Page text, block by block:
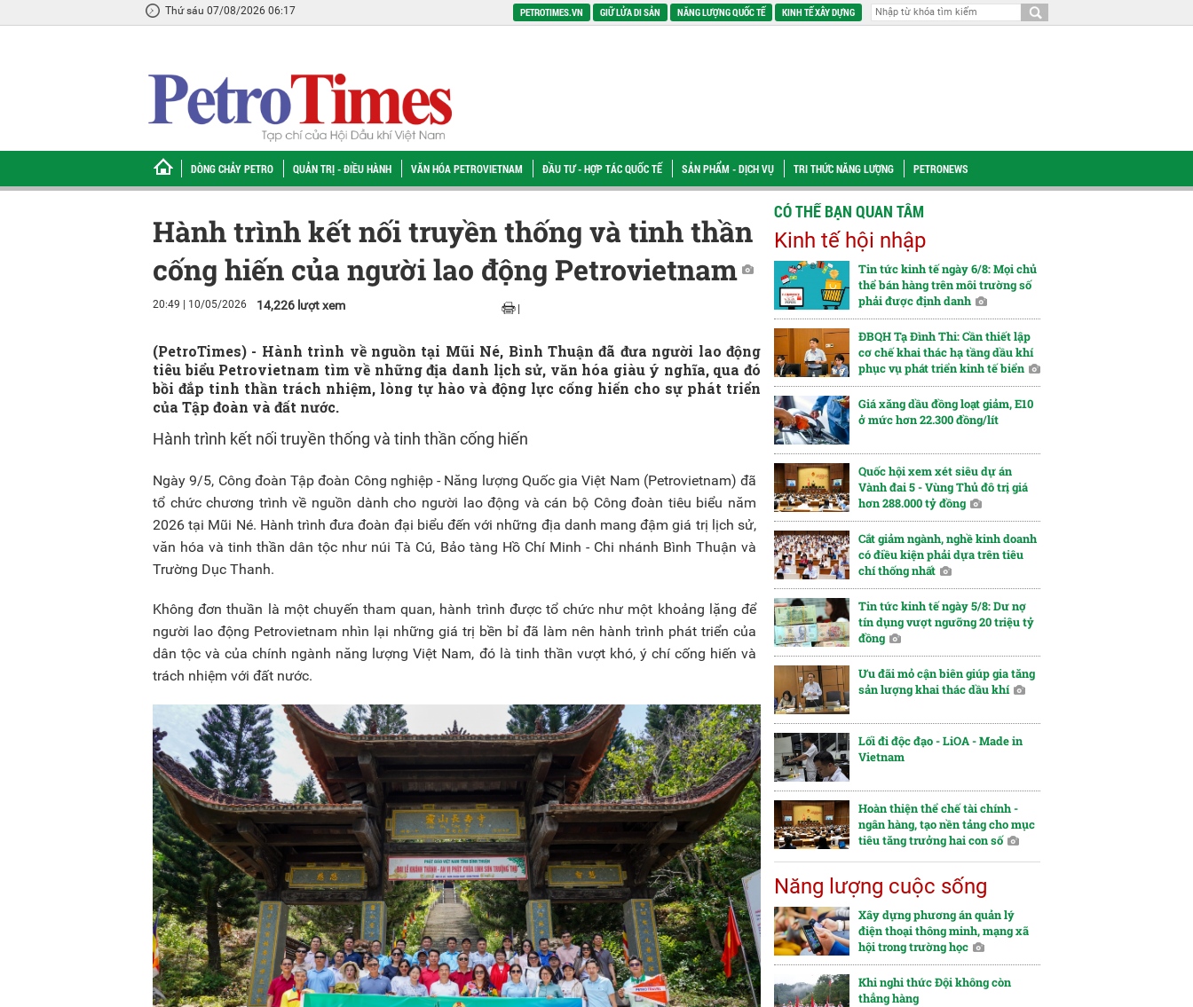
Thứ sáu 07/08/2026 06:17 PETROTIMES.VN GIỮ LỬA DI SẢN NĂNG LƯỢNG QUỐC TẾ KINH TẾ XÂY DỰNG
DÒNG CHẢY PETRO QUẢN TRỊ - ĐIỀU HÀNH VĂN HÓA PETROVIETNAM ĐẦU TƯ - HỢP TÁC QUỐC TẾ SẢN PHẨM - DỊCH VỤ TRI THỨC NĂNG LƯỢNG PETRONEWS
Hành trình kết nối truyền thống và tinh thần
cống hiến của người lao động Petrovietnam
20:49 | 10/05/2026 14,226 lượt xem |
(PetroTimes) - Hành trình về nguồn tại Mũi Né, Bình Thuận đã đưa người lao động
tiêu biểu Petrovietnam tìm về những địa danh lịch sử, văn hóa giàu ý nghĩa, qua đó
bồi đắp tinh thần trách nhiệm, lòng tự hào và động lực cống hiến cho sự phát triển
của Tập đoàn và đất nước.
Hành trình kết nối truyền thống và tinh thần cống hiến
Ngày 9/5, Công đoàn Tập đoàn Công nghiệp - Năng lượng Quốc gia Việt Nam (Petrovietnam) đã
tổ chức chương trình về nguồn dành cho người lao động và cán bộ Công đoàn tiêu biểu năm
2026 tại Mũi Né. Hành trình đưa đoàn đại biểu đến với những địa danh mang đậm giá trị lịch sử,
văn hóa và tinh thần dân tộc như núi Tà Cú, Bảo tàng Hồ Chí Minh - Chi nhánh Bình Thuận và
Trường Dục Thanh.
Không đơn thuần là một chuyến tham quan, hành trình được tổ chức như một khoảng lặng để
người lao động Petrovietnam nhìn lại những giá trị bền bỉ đã làm nên hành trình phát triển của
dân tộc và của chính ngành năng lượng Việt Nam, đó là tinh thần vượt khó, ý chí cống hiến và
trách nhiệm với đất nước.
CÓ THỂ BẠN QUAN TÂM
Kinh tế hội nhập
Tin tức kinh tế ngày 6/8: Mọi chủ
thể bán hàng trên môi trường số
phải được định danh
ĐBQH Tạ Đình Thi: Cần thiết lập
cơ chế khai thác hạ tầng dầu khí
phục vụ phát triển kinh tế biển
Giá xăng dầu đồng loạt giảm, E10
ở mức hơn 22.300 đồng/lít
Quốc hội xem xét siêu dự án
Vành đai 5 - Vùng Thủ đô trị giá
hơn 288.000 tỷ đồng
Cắt giảm ngành, nghề kinh doanh
có điều kiện phải dựa trên tiêu
chí thống nhất
Tin tức kinh tế ngày 5/8: Dư nợ
tín dụng vượt ngưỡng 20 triệu tỷ
đồng
Ưu đãi mỏ cận biên giúp gia tăng
sản lượng khai thác dầu khí
Lối đi độc đạo - LiOA - Made in
Vietnam
Hoàn thiện thể chế tài chính -
ngân hàng, tạo nền tảng cho mục
tiêu tăng trưởng hai con số
Năng lượng cuộc sống
Xây dựng phương án quản lý
điện thoại thông minh, mạng xã
hội trong trường học
Khi nghi thức Đội không còn
thẳng hàng